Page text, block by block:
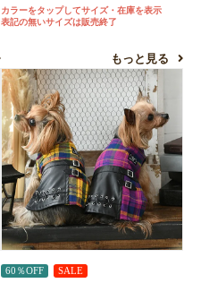
カラーをタップしてサイズ・在庫を表示
表記の無いサイズは販売終了
もっと見る
60％OFF SALE